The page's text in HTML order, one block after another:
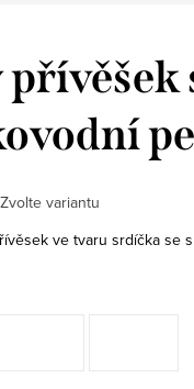
Zvolte variantu
ve tvaru srdíčka se